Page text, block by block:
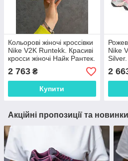
Кольорові жіночі кроссівки
Nike V2K Runtekk. Красиві
кросси жіночі Найк Рантек.
2 763 ₴
Купити
Nike
Silver.
2
Акційні пропозиції та новинки